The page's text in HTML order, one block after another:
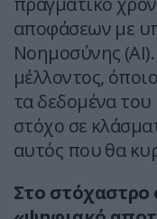
αποφάσεων με
Νοημοσύνης
μέλλοντος,
τα δεδομένα του
στόχο σε
αυτός που θα
Στο στόχαστρο